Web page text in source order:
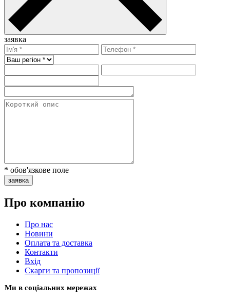
заявка
* обов'язкове поле
заявка
Про компанію
Про нас
Новини
Оплата та доставка
Контакти
Вхiд
Скарги та пропозиції
Ми в соціальних мережах